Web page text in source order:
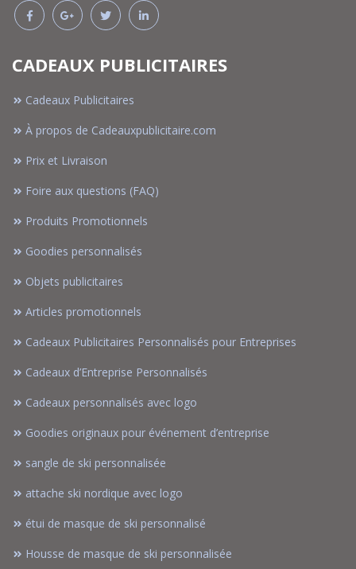
CADEAUX PUBLICITAIRES
Cadeaux Publicitaires
À propos de Cadeauxpublicitaire.com
Prix et Livraison
Foire aux questions (FAQ)
Produits Promotionnels
Goodies personnalisés
Objets publicitaires
Articles promotionnels
Cadeaux Publicitaires Personnalisés pour Entreprises
Cadeaux d’Entreprise Personnalisés
Cadeaux personnalisés avec logo
Goodies originaux pour événement d’entreprise
sangle de ski personnalisée
attache ski nordique avec logo
étui de masque de ski personnalisé
Housse de masque de ski personnalisée